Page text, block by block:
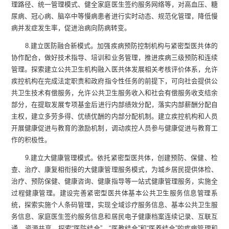
理路径、统一管理模式、健全家庭医生签约服务网络等，对高血压、糖
尿病、冠心病、脑卒中等慢病患者进行实时动态、规范化管理，降低慢
病并发症发生率，促进治病向防病转变。
8.建立医防融合新模式。加强疾病预防控制机构与紧密型医共体的
协作配合，做好技术指导、培训和业务管理，推进疾病三级预防和连续
管理。探索建立公共卫生机构融入医共体发展相关考核评价体系，允许
疾控机构在完成法定职责和政府指令性任务的前提下 ，可向社会提供公
共卫生技术有偿服务 ， 允许公共卫生服务收入和社会有偿服务收支结余
部分 ，在提取发展专项基金后进行内部绩效分配， 落实内部薪酬分配自
主权，建立多劳多得、优绩优酬的内部分配机制。建立疾控机构和人员
开展健康促进与教育的激励机制，调动疾控人员参与健康促进与教育工
作的积极性。
9.建立大健康管理模式。依托紧密型医共体，创建预防、保健、检
查、治疗、康复相衔接的大健康管理服务模式，为城乡居民提供体检、
治疗、预防保健、健康咨询、健康指导等一站式健康管理服务，实施全
过程健康管理。建设完善紧密型医共体基本公共卫生服务信息管理系
统，探索实施个人条码管理，实现全域诊疗服务信息、基本公共卫生服
务信息、家庭医生签约服务信息和居民电子健康档案连续记录、互联互